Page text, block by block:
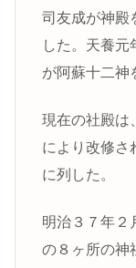
司友成が神殿
した。天養
が阿蘇十二神
現在の社殿は
により改修さ
に列した。
明治３７年２
の８ヶ所の神